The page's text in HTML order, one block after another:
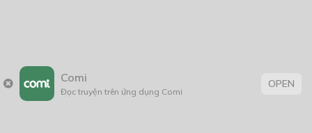
Comi
Đọc truyện trên ứng dụng Comi
OPEN